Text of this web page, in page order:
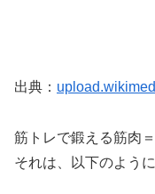
出典：
筋トレで鍛える筋肉
それは、以下のように